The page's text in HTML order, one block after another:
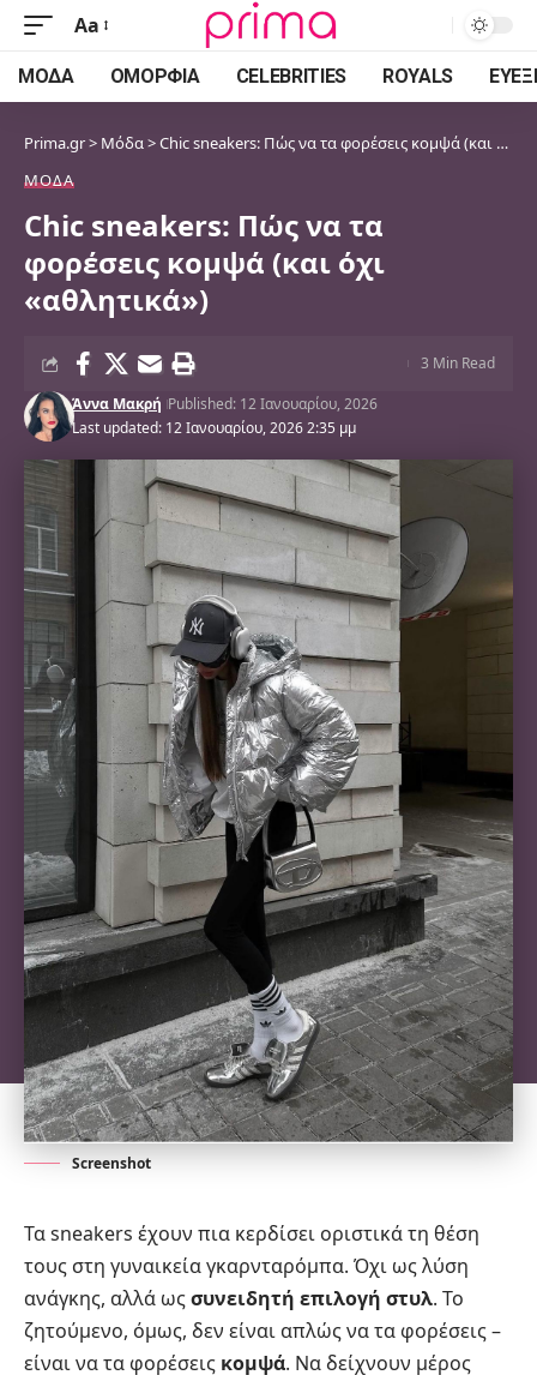
Font
Resizer
Aa
ΜΌΔΑ ΟΜΟΡΦΙΆ CELEBRITIES ROYALS
Prima.gr> Μόδα>Chic sneakers: Πώς να τα φορέσεις κομψά (και όχι «αθλητικά»)
ΜΌΔΑ
Chic sneakers: Πώς να τα
φορέσεις κομψά (και όχι
«αθλητικά»)
Last updated: 12 Ιανουαρίου, 2026 2:35 μμ
Άννα Μακρή Published: 12 Ιανουαρίου, 2026
3 Min Read
Screenshot
Τα sneakers έχουν πια κερδίσει οριστικά τη θέση
τους στη γυναικεία γκαρνταρόμπα. Όχι ως λύση
ανάγκης, αλλά ωςσυνειδητή επιλογή στυλ. Το
ζητούμενο, όμως, δεν είναι απλώς να τα φορέσεις –
είναι να τα φορέσεις κομψά. Να δείχνουν μέρος